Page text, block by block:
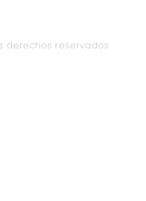
derechos reservados